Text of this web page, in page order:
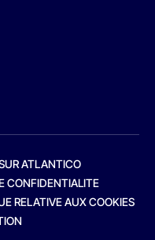
ATLANTICO
CONFIDENTIALITE
RELATIVE AUX COOKIES